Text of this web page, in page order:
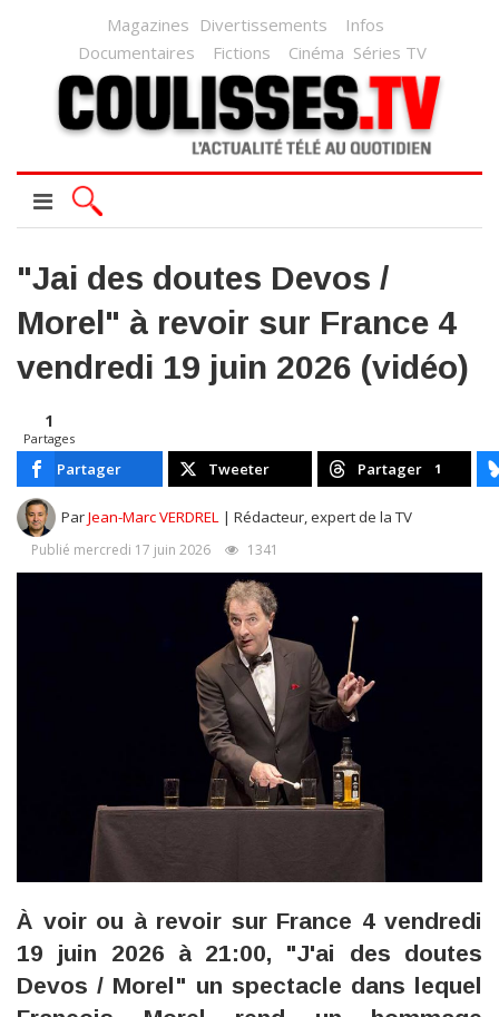
Magazines Divertissements
Infos
Documentaires
Fictions Cinéma Séries TV
"Jai des doutes Devos /
Morel" à revoir sur France 4
vendredi 19 juin 2026 (vidéo)
1
Partages
Partager Tweeter Partager 1
ParJean-Marc VERDREL | Rédacteur, expert de la TV
Publié mercredi 17 juin 2026 1341
À voir ou à revoir sur France 4 vendredi
19 juin 2026 à 21:00, "J'ai des doutes
Devos / Morel" un spectacle dans lequel